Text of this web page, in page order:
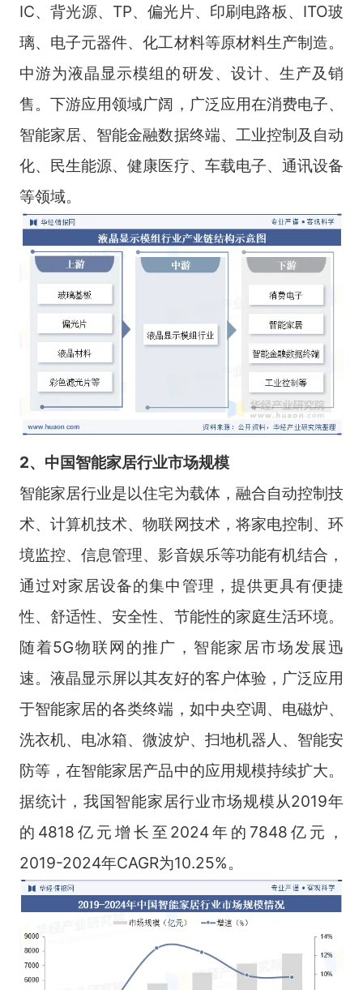
IC、背光源、TP、偏光片、印刷电路板、ITO玻
璃、电子元器件、化工材料等原材料生产制造。
中游为液晶显示模组的研发、设计、生产及销
售。下游应用领域广阔，广泛应用在消费电子、
智能家居、智能金融数据终端、工业控制及自动
化、民生能源、健康医疗、车载电子、通讯设备
等领域。
2、中国智能家居行业市场规模
智能家居行业是以住宅为载体，融合自动控制技
术、计算机技术、物联网技术，将家电控制、环
境监控、信息管理、影音娱乐等功能有机结合，
通过对家居设备的集中管理，提供更具有便捷
性、舒适性、安全性、节能性的家庭生活环境。
随着5G物联网的推广，智能家居市场发展迅
速。液晶显示屏以其友好的客户体验，广泛应用
于智能家居的各类终端，如中央空调、电磁炉、
洗衣机、电冰箱、微波炉、扫地机器人、智能安
防等，在智能家居产品中的应用规模持续扩大。
据统计，我国智能家居行业市场规模从2019年
的4818亿元增长至2024年的7848亿元，
2019-2024年CAGR为10.25%。